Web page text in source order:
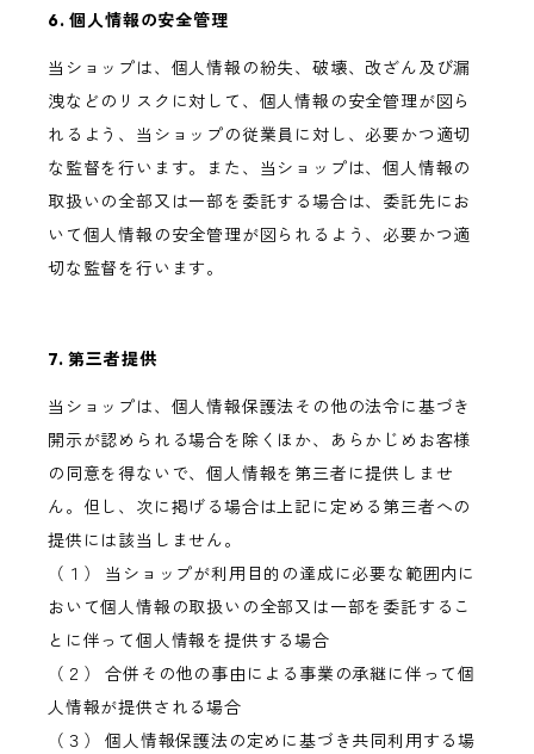
6. 個人情報の安全管理
当ショップは、個人情報の紛失、破壊、改ざん及び漏
洩などのリスクに対して、個人情報の安全管理が図ら
れるよう、当ショップの従業員に対し、必要かつ適切
な監督を行います。また、当ショップは、個人情報の
取扱いの全部又は一部を委託する場合は、委託先にお
いて個人情報の安全管理が図られるよう、必要かつ適
切な監督を行います。
7. 第三者提供
当ショップは、個人情報保護法その他の法令に基づき
開示が認められる場合を除くほか、あらかじめお客様
の同意を得ないで、個人情報を第三者に提供しませ
ん。但し、次に掲げる場合は上記に定める第三者への
提供には該当しません。
（１） 当ショップが利用目的の達成に必要な範囲内に
おいて個人情報の取扱いの全部又は一部を委託するこ
とに伴って個人情報を提供する場合
（２） 合併その他の事由による事業の承継に伴って個
人情報が提供される場合
（３） 個人情報保護法の定めに基づき共同利用する場